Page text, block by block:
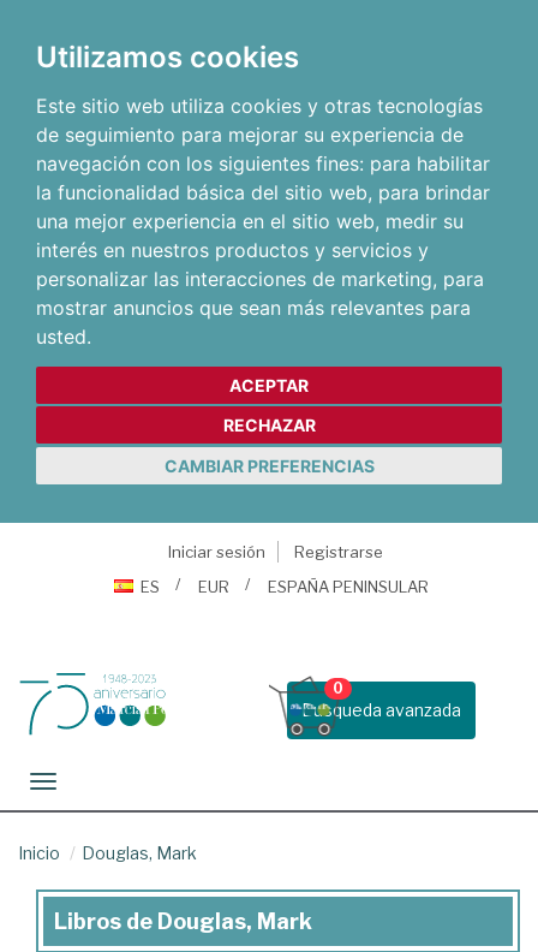
Utilizamos cookies
Este sitio web utiliza cookies y otras tecnologías
de seguimiento para mejorar su experiencia de
navegación con los siguientes fines: para habilitar
la funcionalidad básica del sitio web, para brindar
una mejor experiencia en el sitio web, medir su
interés en nuestros productos y servicios y
personalizar las interacciones de marketing, para
mostrar anuncios que sean más relevantes para
usted.
ACEPTAR
RECHAZAR
CAMBIAR PREFERENCIAS
Iniciar sesión
Registrarse
ES
EUR ESPAÑA PENINSULAR
Busqueda avanzada
0
Toggle navigation
Inicio Douglas, Mark
Libros
Libros de Douglas, Mark